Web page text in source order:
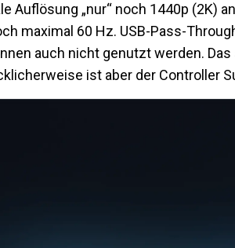
Auflösung „nur“ noch 1440p (2K)
maximal 60 Hz. USB-Pass-
auch nicht genutzt werden.
ist aber der Controller